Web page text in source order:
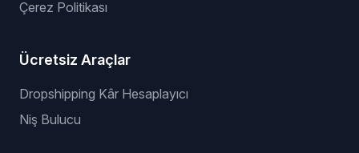
Çerez Politikası
Ücretsiz Araçlar
Dropshipping Kâr Hesaplayıcı
Niş Bulucu